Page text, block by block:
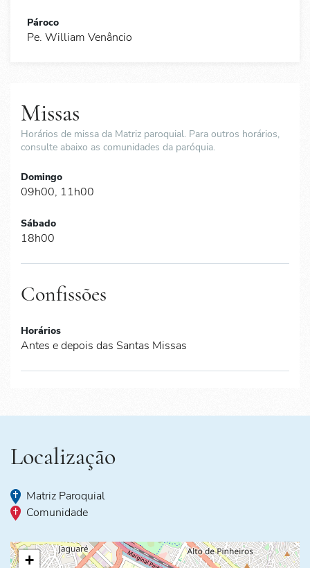
Pároco
Pe. William Venâncio
Missas
Horários de missa da Matriz paroquial. Para outros horários,
consulte abaixo as comunidades da paróquia.
Domingo
09h00, 11h00
Sábado
18h00
Confissões
Horários
Antes e depois das Santas Missas
Localização
Matriz Paroquial
Comunidade
+